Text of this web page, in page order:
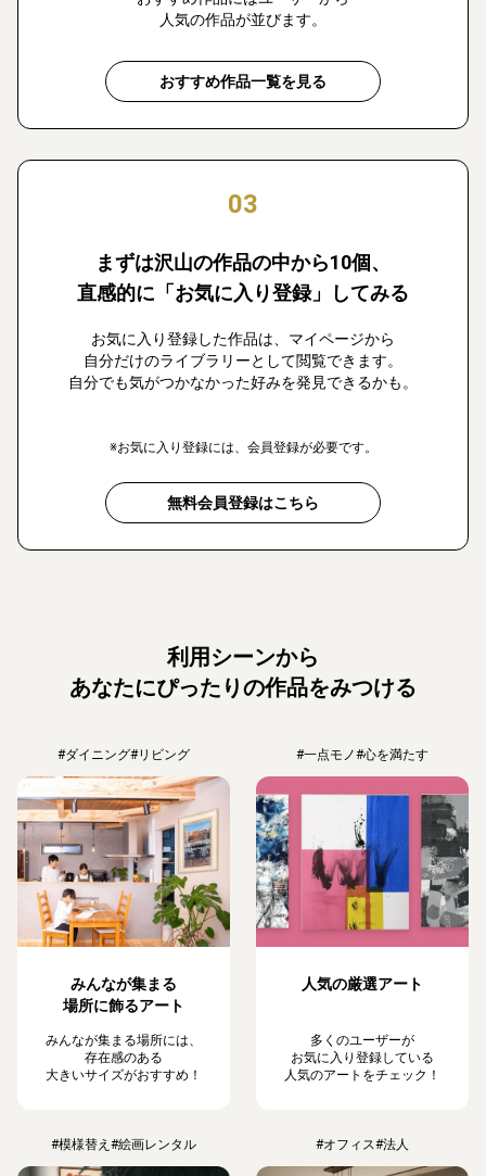
人気の作品が並びます。
おすすめ作品一覧を見る
03
まずは沢山の作品の中から10個、
直感的に「お気に入り登録」してみる
お気に入り登録した作品は、マイページから
自分だけのライブラリーとして閲覧できます。
自分でも気がつかなかった好みを発見できるかも。
※お気に入り登録には、会員登録が必要です。
無料会員登録はこちら
利用シーンから
あなたにぴったりの作品をみつける
#ダイニング#リビング
みんなが集まる
場所に飾るアート
みんなが集まる場所には、
存在感のある
大きいサイズがおすすめ！
#一点モノ#心を満たす
人気の厳選アート
多くのユーザーが
お気に入り登録している
人気のアートをチェック！
#模様替え #絵画レンタル #オフィス#法人